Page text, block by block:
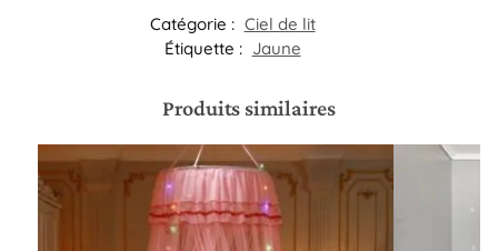
Catégorie : Ciel de lit
Étiquette : Jaune
Produits similaires